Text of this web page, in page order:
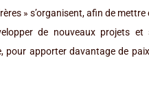
» s’organisent, afin de mettre
de nouveaux projets et
pour apporter davantage de